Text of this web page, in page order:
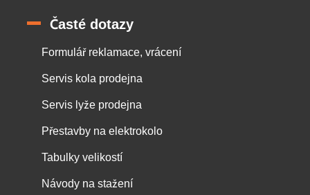
Časté dotazy
Formulář reklamace, vrácení
Servis kola prodejna
Servis lyže prodejna
Přestavby na elektrokolo
Tabulky velikostí
Návody na stažení